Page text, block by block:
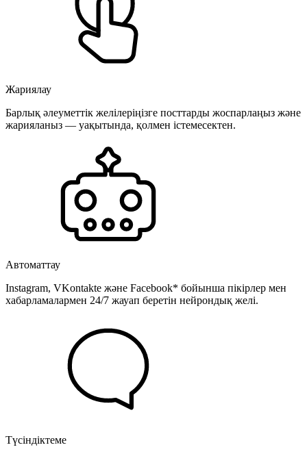
Жариялау
Барлық әлеуметтік желілеріңізге посттарды жоспарлаңыз және
жарияланыз — уақытында, қолмен істемесектен.
Автоматтау
Instagram, VKontakte және Facebook* бойынша пікірлер мен
хабарламалармен 24/7 жауап беретін нейрондық желі.
Түсіндіктеме